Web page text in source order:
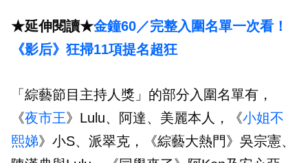
★延伸閱讀★金鐘60／完整入圍名單一次看！
《影后》狂掃11項提名超狂
「綜藝節目主持人獎」的部分入圍名單有，
《夜市王》Lulu、阿達、美麗本人，《小姐不
熙娣》小S、派翠克，《綜藝大熱門》吳宗憲、